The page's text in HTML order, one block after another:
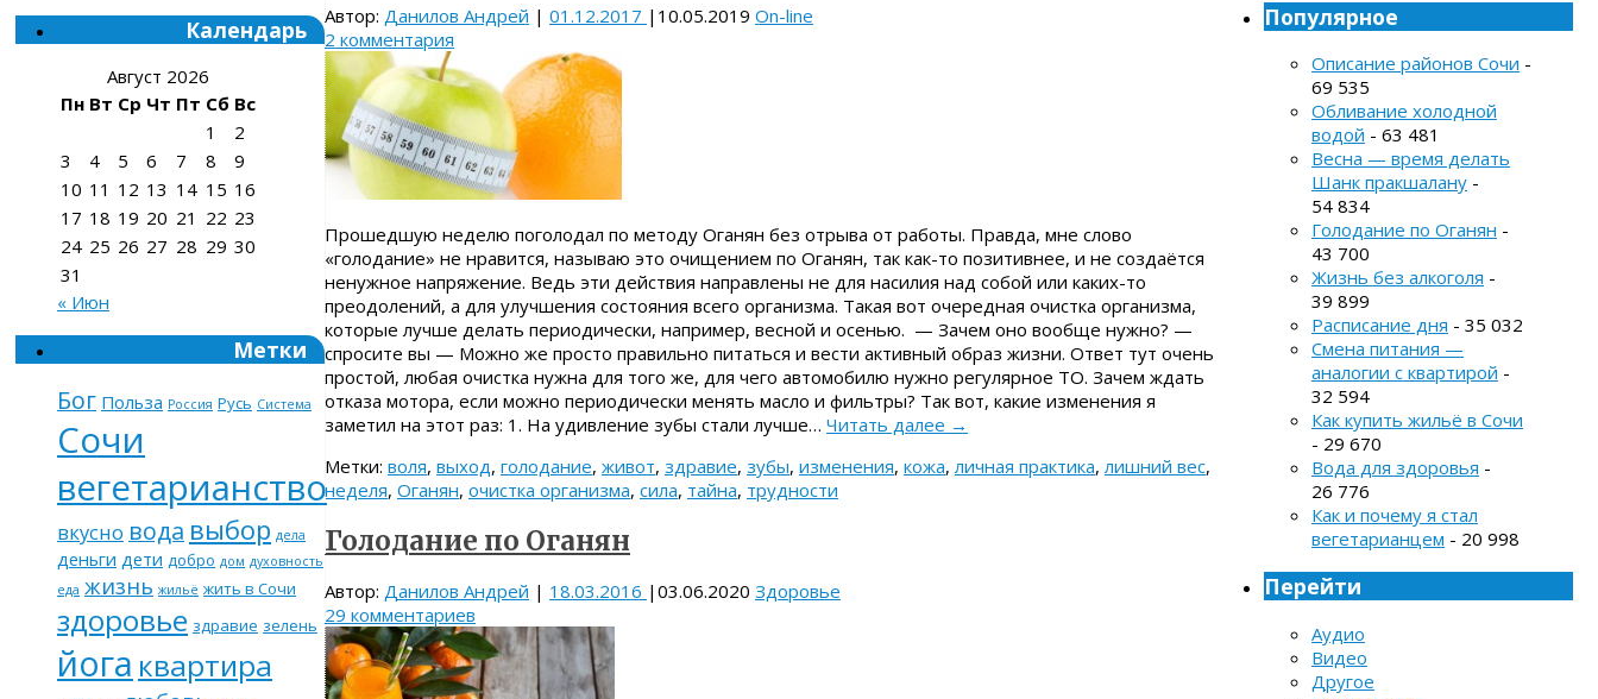
Автор: Данилов Андрей | 01.12.2017 | 10.05.2019 On-line
2 комментария
Прошедшую неделю поголодал по методу Оганян без отрыва от работы. Правда, мне слово
«голодание» не нравится, называю это очищением по Оганян, так как-то позитивнее, и не создаётся
ненужное напряжение. Ведь эти действия направлены не для насилия над собой или каких-то
преодолений, а для улучшения состояния всего организма. Такая вот очередная очистка организма,
которые лучше делать периодически, например, весной и осенью. — Зачем оно вообще нужно? —
спросите вы — Можно же просто правильно питаться и вести активный образ жизни. Ответ тут очень
простой, любая очистка нужна для того же, для чего автомобилю нужно регулярное ТО. Зачем ждать
отказа мотора, если можно периодически менять масло и фильтры? Так вот, какие изменения я
заметил на этот раз: 1. На удивление зубы стали лучше… Читать далее →
Метки: воля, выход, голодание, живот, здравие, зубы, изменения, кожа,личная практика,лишний вес,
неделя, Оганян, очистка организма, сила, тайна, трудности
Голодание по Оганян
Автор: Данилов Андрей | 18.03.2016 | 03.06.2020 Здоровье
29 комментариев
Календарь
Август 2026
Пн Вт Ср Чт Пт Сб Вс
1
2
3
4 5 6 7 8
9
10 11 12 13 14 15 16
17 18 19 20 21 22 23
24 25 26 27 28 29 30
31
« Июн
Метки
Бог Польза Россия Русь Система
Сочи
вегетарианство
вкусно вода выбор дела
деньги дети добро дом духовность
еда жизнь жильё жить в Сочи
здоровье здравие зелень
йога квартира
Популярное
Описание районов Сочи -
69 535
Обливание холодной
водой - 63 481
Весна — время делать
Шанк пракшалану -
54 834
Голодание по Оганян -
43 700
Жизнь без алкоголя -
39 899
Расписание дня - 35 032
Смена питания —
аналогии с квартирой -
32 594
Как купить жильё в Сочи
- 29 670
Вода для здоровья -
26 776
Как и почему я стал
вегетарианцем - 20 998
Перейти
Аудио
Видео
Другое